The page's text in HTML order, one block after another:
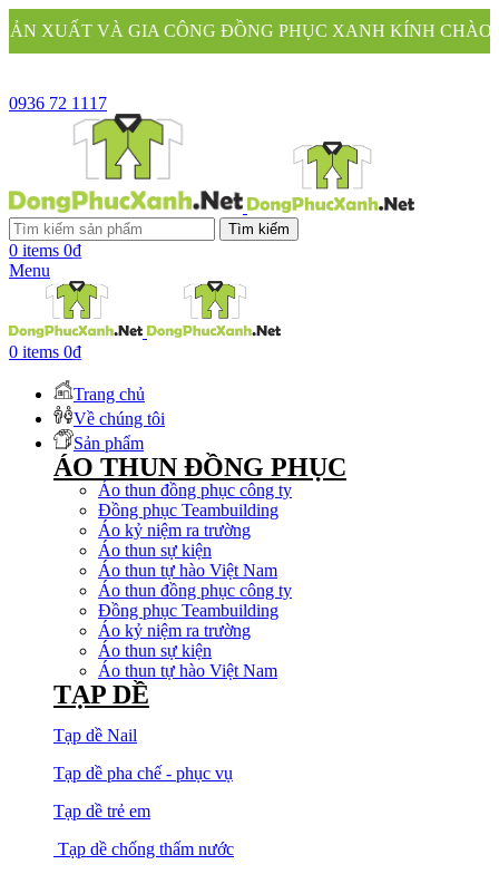
CÔNG ĐỒNG PHỤC XANH KÍNH CHÀO QUÝ KHÁCH
0936 72 1117
Tìm kiếm
0 items 0₫
Menu
0 items 0₫
Trang chủ
Về chúng tôi
Sản phẩm
ÁO THUN ĐỒNG PHỤC
Áo thun đồng phục công ty
Đồng phục Teambuilding
Áo kỷ niệm ra trường
Áo thun sự kiện
Áo thun tự hào Việt Nam
Áo thun đồng phục công ty
Đồng phục Teambuilding
Áo kỷ niệm ra trường
Áo thun sự kiện
Áo thun tự hào Việt Nam
TẠP DỀ
Tạp dề Nail
Tạp dề pha chế - phục vụ
Tạp dề trẻ em
Tạp dề chống thấm nước